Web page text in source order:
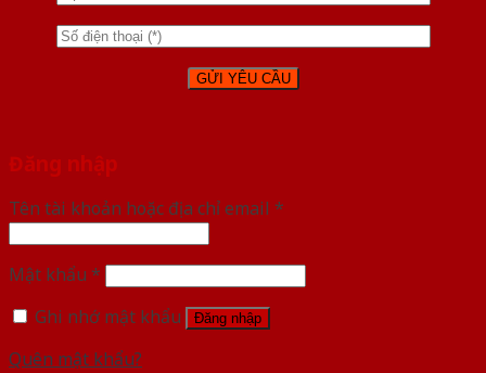
Đăng nhập
Tên tài khoản hoặc địa chỉ email *
Mật khẩu *
Ghi nhớ mật khẩu
Đăng nhập
Quên mật khẩu?